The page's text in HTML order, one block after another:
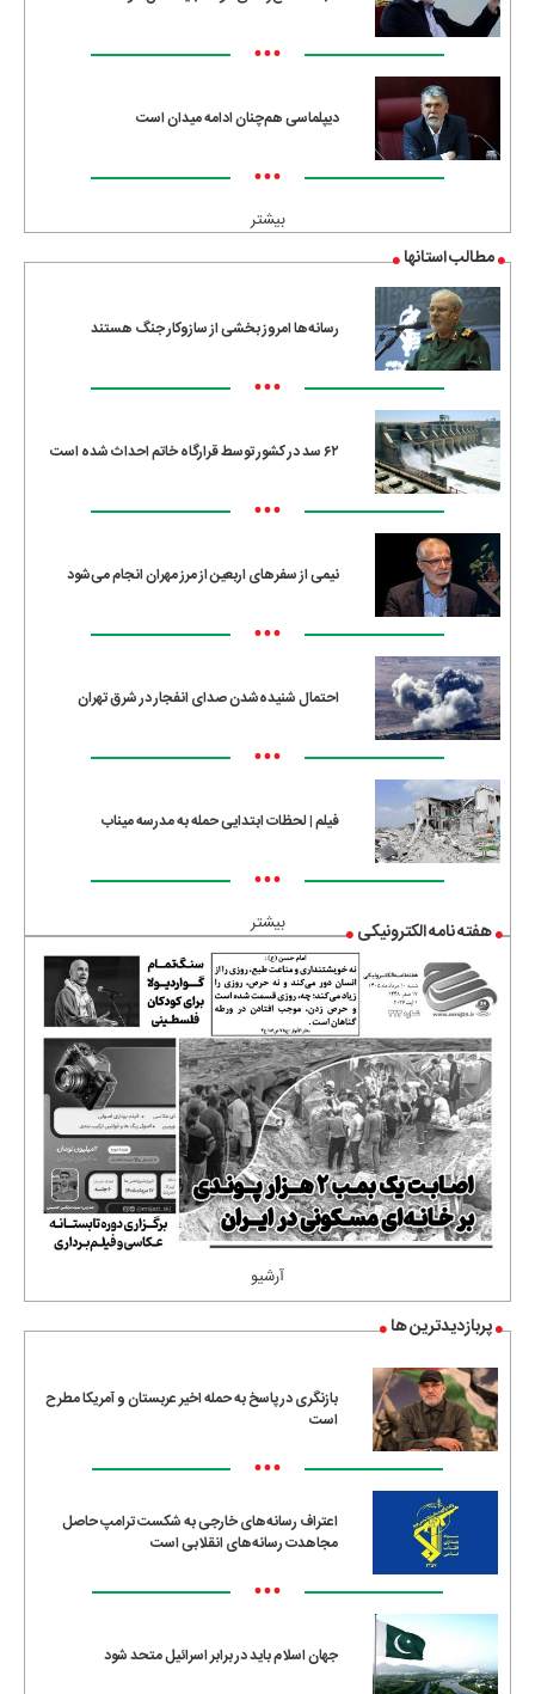
•••
دیپلماسی هم‌چنان ادامه میدان است
•••
بیشتر
مطالب استانها
رسانه‌ها امروز بخشی از سازوکار جنگ هستند
•••
۶۲ سد در کشور توسط قرارگاه خاتم احداث شده است
•••
نیمی از سفرهای اربعین از مرز مهران انجام می‌شود
•••
احتمال شنیده‌شدن صدای انفجار در شرق تهران
•••
فیلم | لحظات ابتدایی حمله به مدرسه میناب
•••
بیشتر هفته نامه الکترونیکی
آرشیو
پربازدیدترین ها
بازنگری در پاسخ به حمله اخیر عربستان و آمریکا مطرح
است
•••
اعتراف رسانه‌های خارجی به شکست ترامپ حاصل
مجاهدت رسانه‌های انقلابی است
•••
جهان اسلام باید در برابر اسرائیل متحد شود